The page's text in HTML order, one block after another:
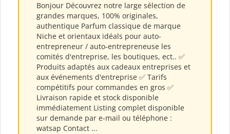
Bonjour Découvrez notre large sélection de
grandes marques, 100% originales,
authentique Parfum classique de marque
Niche et orientaux idéals pour auto-
entrepreneur / auto-entrepreneuse les
comités d'entreprise, les boutiques, ect.. ✅
Produits adaptés aux cadeaux entreprises et
aux événements d'entreprise ✅ Tarifs
compétitifs pour commandes en gros ✅
Livraison rapide et stock disponible
immédiatement Listing complet disponible
sur demande par e-mail ou téléphone :
watsap Contact ...